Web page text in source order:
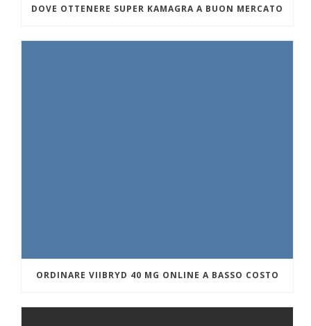
DOVE OTTENERE SUPER KAMAGRA A BUON MERCATO
ORDINARE VIIBRYD 40 MG ONLINE A BASSO COSTO